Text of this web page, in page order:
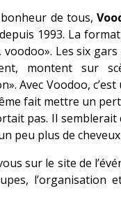
de tous,
1993. La
Les six
montent sur
Avec Voodoo,
fait mettre un
pas. Il
peu plus de
sur le site de
l’organisation